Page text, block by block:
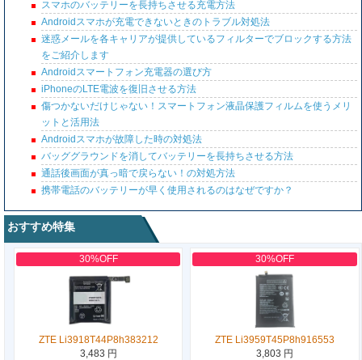
スマホのバッテリーを長持ちさせる充電方法
Androidスマホが充電できないときのトラブル対処法
迷惑メールを各キャリアが提供しているフィルターでブロックする方法
をご紹介します
Androidスマートフォン充電器の選び方
iPhoneのLTE電波を復旧させる方法
傷つかないだけじゃない！スマートフォン液晶保護フィルムを使うメリ
ットと活用法
Androidスマホが故障した時の対処法
バッググラウンドを消してバッテリーを長持ちさせる方法
通話後画面が真っ暗で戻らない！の対処方法
携帯電話のバッテリーが早く使用されるのはなぜですか？
おすすめ特集
30%OFF
ZTE Li3918T44P8h383212
3,483 円
30%OFF
ZTE Li3959T45P8h916553
3,803 円